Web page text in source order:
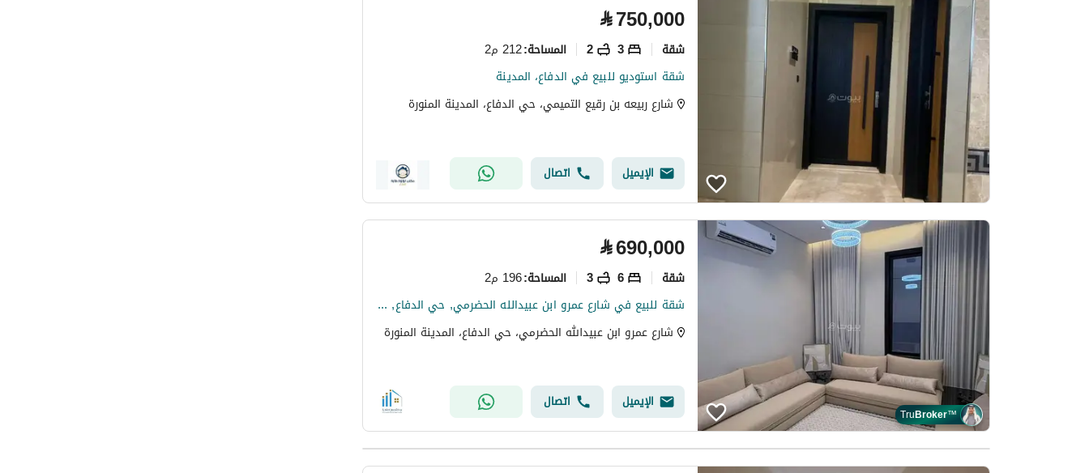
⃁750,000
شقة 3
2 المساحة:212 م2
شقة استوديو للبيع في الدفاع، المدينة
شارع ربيعه بن رقيع التميمي، حي الدفاع، المدينة المنورة
الإيميل اتصال
TruBroker™
⃁690,000
شقة 6
3 المساحة:196 م2
شقة للبيع في شارع عمرو ابن عبيدالله الحضرمي, حي الدفاع, مدينة المدينة المنورة, منطقة المدينة المنورة
شارع عمرو ابن عبيدالله الحضرمي، حي الدفاع، المدينة المنورة
الإيميل اتصال